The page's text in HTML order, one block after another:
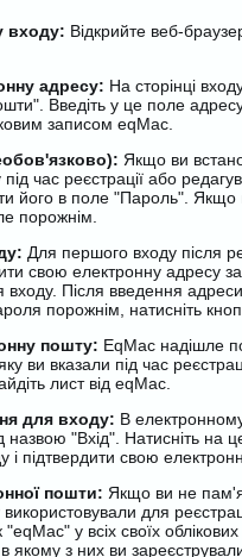
входу: Відкрийте веб-
адресу: На сторінці
Введіть у це поле
записом eqMac.
Якщо ви
час реєстрації або
його в поле "Пароль". Якщо
порожнім.
Для першого входу після
свою електронну адресу
входу. Після введення
порожнім, натисніть
пошту: EqMac надішле
ви вказали під час
лист від eqMac.
для входу: В
назвою "Вхід". Натисніть на
і підтвердити свою
пошти: Якщо ви не
для
у всіх своїх
якому з них ви